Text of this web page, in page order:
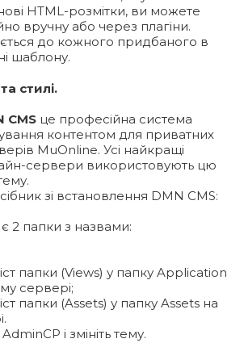
HTML-розмітки, ви можете
вручну або через плагіни.
до кожного придбаного в
шаблону.
стилі.
CMS це професійна система
контентом для приватних
MuOnline. Усі найкращі
сервери використовують цю
зі встановлення DMN CMS:
є 2 папки з назвами:
папки (Views) у папку Application
сервері;
папки (Assets) у папку Assets на
і змініть тему.